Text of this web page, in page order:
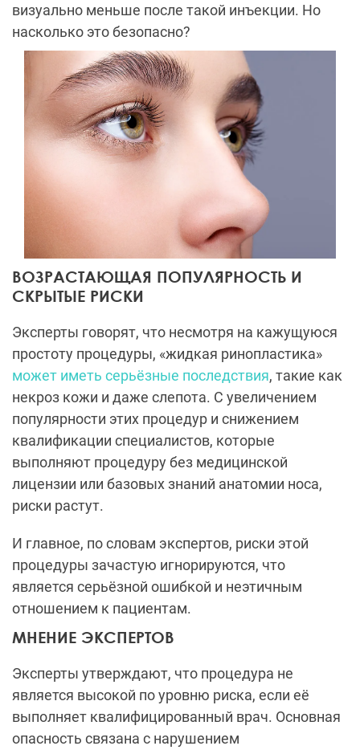
визуально меньше после такой инъекции. Но
насколько это безопасно?
ВОЗРАСТАЮЩАЯ ПОПУЛЯРНОСТЬ И
СКРЫТЫЕ РИСКИ
Эксперты говорят, что несмотря на кажущуюся
простоту процедуры, «жидкая ринопластика»
может иметь серьёзные последствия, такие как
некроз кожи и даже слепота. С увеличением
популярности этих процедур и снижением
квалификации специалистов, которые
выполняют процедуру без медицинской
лицензии или базовых знаний анатомии носа,
риски растут.
И главное, по словам экспертов, риски этой
процедуры зачастую игнорируются, что
является серьёзной ошибкой и неэтичным
отношением к пациентам.
МНЕНИЕ ЭКСПЕРТОВ
Эксперты утверждают, что процедура не
является высокой по уровню риска, если её
выполняет квалифицированный врач. Основная
опасность связана с нарушением